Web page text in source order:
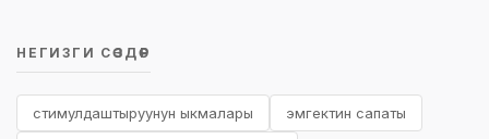
НЕГИЗГИ СӨЗДӨР
стимулдаштыруунун ыкмалары эмгектин сапаты